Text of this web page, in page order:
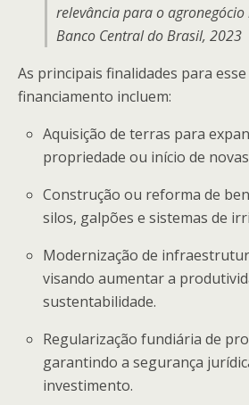
relevância para o
Banco Central do Brasil, 2023
As principais finalidades para
financiamento incluem:
Aquisição de terras para
propriedade ou início de
Construção ou reforma de
silos, galpões e sistemas de
Modernização de
visando aumentar a
sustentabilidade.
Regularização fundiária de
garantindo a segurança
investimento.